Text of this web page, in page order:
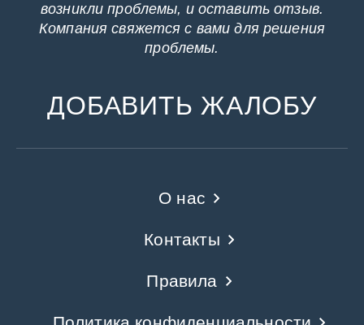
возникли проблемы, и оставить отзыв.
Компания свяжется с вами для решения
проблемы.
ДОБАВИТЬ ЖАЛОБУ
О нас
Контакты
Правила